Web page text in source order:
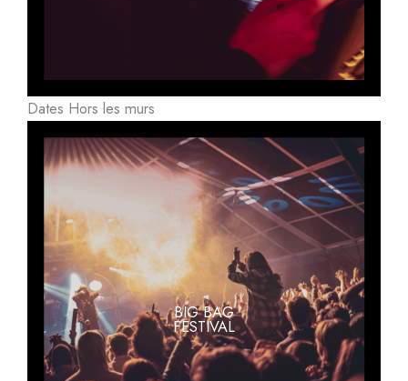
Dates Hors les murs
BIG BAG
FESTIVAL